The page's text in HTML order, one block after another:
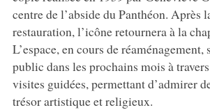
centre de l’abside du Panthéon. Après
restauration, l’icône retournera à la
L’espace, en cours de réaménagement,
public dans les prochains mois à
visites guidées, permettant d’admirer
trésor artistique et religieux.